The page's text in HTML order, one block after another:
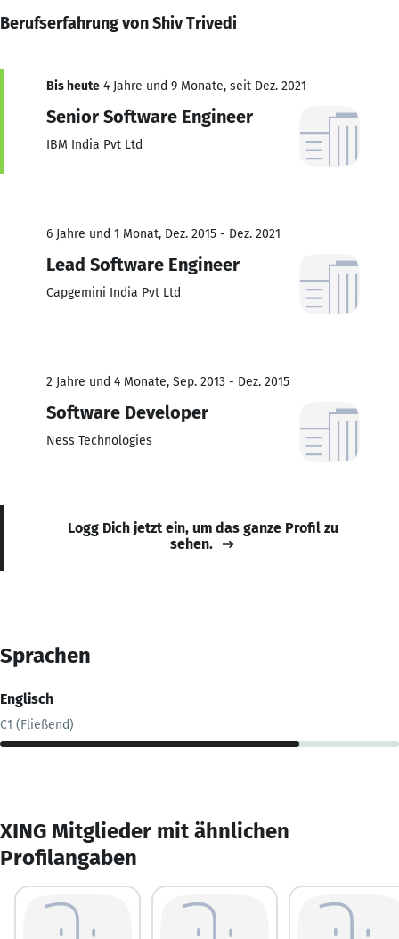
Berufserfahrung von Shiv Trivedi
Bis heute 4 Jahre und 9 Monate, seit Dez. 2021
Senior Software Engineer
IBM India Pvt Ltd
6 Jahre und 1 Monat, Dez. 2015 - Dez. 2021
Lead Software Engineer
Capgemini India Pvt Ltd
2 Jahre und 4 Monate, Sep. 2013 - Dez. 2015
Software Developer
Ness Technologies
Logg Dich jetzt ein, um das ganze Profil zu
sehen.
Sprachen
Englisch
C1 (Fließend)
XING Mitglieder mit ähnlichen
Profilangaben